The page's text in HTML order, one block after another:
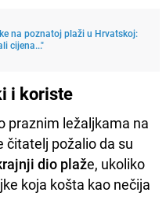
na poznatoj plaži u Hrvatskoj:
cijena..."
i koriste
praznim ležaljkama na
čitatelj požalio da su
dio plaže, ukoliko
koja košta kao nečija